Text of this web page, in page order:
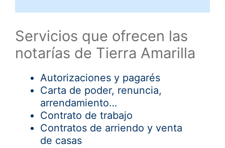
Servicios que ofrecen las
notarías de Tierra Amarilla
Autorizaciones y pagarés
Carta de poder, renuncia,
arrendamiento…
Contrato de trabajo
Contratos de arriendo y venta
de casas